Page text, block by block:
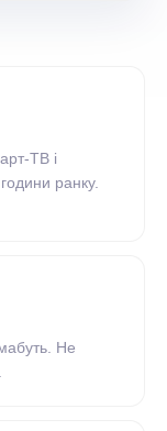
ТВ і
ранку.
Не